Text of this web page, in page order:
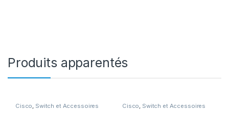
Produits apparentés
Cisco, Switch et Accessoires Cisco, Switch et Accessoires